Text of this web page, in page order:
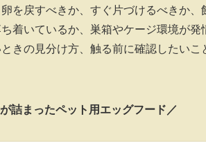
を戻すべきか、すぐ片づけるべきか
着いているか、巣箱やケージ環境が
きの見分け方、触る前に確認したいこ
詰まったペット用エッグフード／